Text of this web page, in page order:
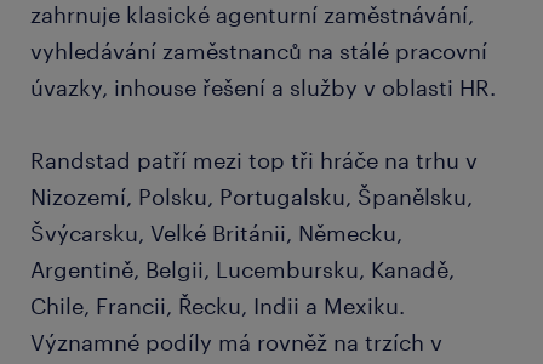
zahrnuje klasické agenturní zaměstnávání,
vyhledávání zaměstnanců na stálé pracovní
úvazky, inhouse řešení a služby v oblasti HR.
Randstad patří mezi top tři hráče na trhu v
Nizozemí, Polsku, Portugalsku, Španělsku,
Švýcarsku, Velké Británii, Německu,
Argentině, Belgii, Lucembursku, Kanadě,
Chile, Francii, Řecku, Indii a Mexiku.
Významné podíly má rovněž na trzích v